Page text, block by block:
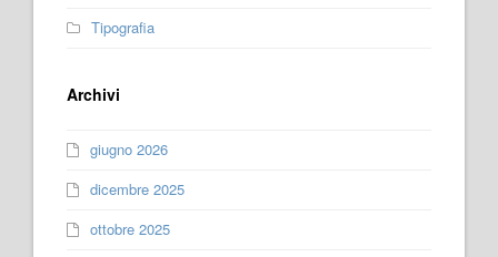
Tipografia
Archivi
giugno 2026
dicembre 2025
ottobre 2025